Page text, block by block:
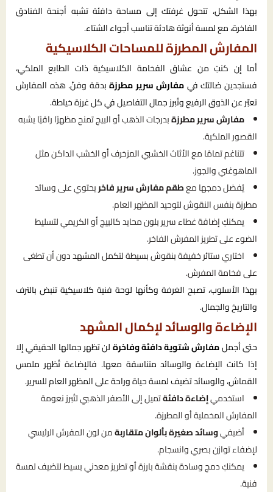
بهذا الشكل، تتحول غرفتك إلى مساحة دافئة تشبه أجنحة الفنادق
الفاخرة، مع لمسة أنوثة هادئة تناسب أجواء الشتاء.
المفارش المطرزة للمساحات الكلاسيكية
أما إن كنتِ من عشاق الفخامة الكلاسيكية ذات الطابع الملكي،
فستجدين ضالتك فيمفارش سرير مطرزةبدقة وفنّ. هذه المفارش
تعبّر عن الذوق الرفيع وتُبرز جمال التفاصيل في كل غرزة خياطة.
مفارش سرير مطرزةبدرجات الذهب أو البيج تمنح مظهرًا راقيًا يشبه
القصور الملكية.
تتناغم تمامًا مع الأثاث الخشبي المزخرف أو الخشب الداكن مثل
الماهوغني والجوز.
يُفضل دمجها معطقم مفارش سرير فاخريحتوي على وسائد
مطرزة بنفس النقوش لتوحيد المظهر العام.
يمكنكِ إضافة غطاء سرير بلون محايد كالبيج أو الكريمي لتسليط
الضوء على تطريز المفرش الفاخر.
اختاري ستائر خفيفة بنقوش بسيطة لتكمل المشهد دون أن تطغى
على فخامة المفرش.
بهذا الأسلوب، تصبح الغرفة وكأنها لوحة فنية كلاسيكية تنبض بالترف
والتاريخ والجمال.
الإضاءة والوسائد لإكمال المشهد
حتى أجملمفارش شتوية دافئة وفاخرةلن تظهر جمالها الحقيقي إلا
إذا كانت الإضاءة والوسائد متناسقة معها. فالإضاءة تُظهر ملمس
القماش، والوسائد تضيف لمسة حياة وراحة على المظهر العام للسرير.
استخدميإضاءة دافئةتميل إلى الأصفر الذهبي لتُبرز نعومة
المفارش المخملية أو المطرزة.
أضيفيوسائد صغيرة بألوان متقاربةمن لون المفرش الرئيسي
لإضفاء توازن بصري وانسجام.
يمكنكِ دمج وسادة بنقشة بارزة أو تطريز معدني بسيط لتضيف لمسة
فنية.